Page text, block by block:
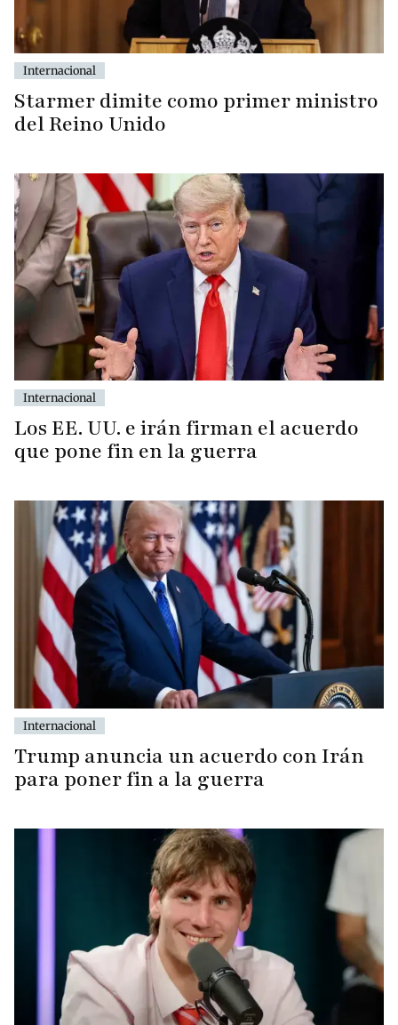
Internacional
Starmer dimite como primer ministro
del Reino Unido
Internacional
Los EE. UU. e irán firman el acuerdo
que pone fin en la guerra
Internacional
Trump anuncia un acuerdo con Irán
para poner fin a la guerra